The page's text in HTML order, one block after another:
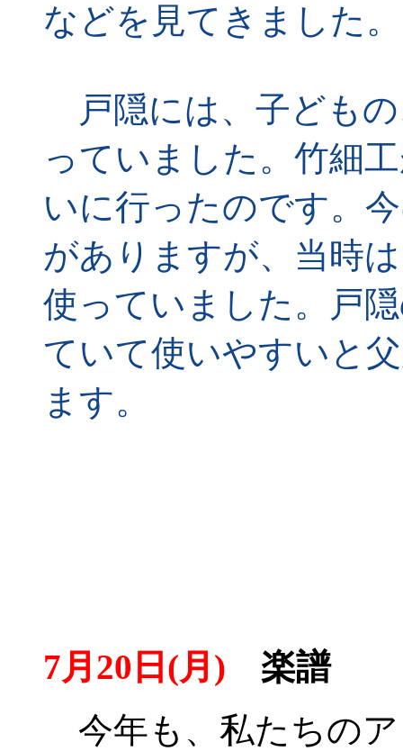
などを見てきました
戸隠には、子ども
っていました。竹細
いに行ったのです。
がありますが、当時
使っていました。戸
ていて使いやすいと
ます。
7月20日(月) 楽譜
今年も、私たちの